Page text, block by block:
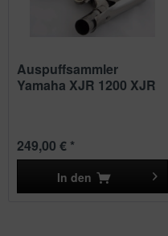
Auspuffsammler
Yamaha XJR 1200 XJR
249,00 € *
In den